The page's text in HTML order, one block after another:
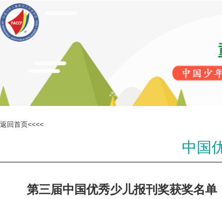
返回首页<<<<
中国
第三届中国优秀少儿报刊奖获奖名单